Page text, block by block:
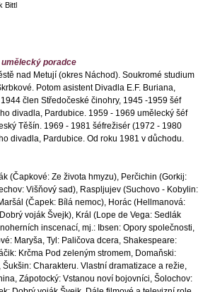
Bittl
umělecký poradce
nad Metují (okres Náchod). Soukromé studium
Potom asistent Divadla E.F. Buriana,
člen Středočeské činohry, 1945 -1959 šéf
divadla, Pardubice. 1959 - 1969 umělecký šéf
Těšín. 1969 - 1981 šéfrežisér (1972 - 1980
divadla, Pardubice. Od roku 1981 v důchodu.
(Čapkové: Ze života hmyzu), Perčichin (Gorkij:
Višňový sad), Raspljujev (Suchovo - Kobylin:
(Čapek: Bílá nemoc), Horác (Hellmanová:
voják Švejk), Král (Lope de Vega: Sedlák
inscenací, mj.: Ibsen: Opory společnosti,
Maryša, Tyl: Paličova dcera, Shakespeare:
Krčma Pod zeleným stromem, Domaňski:
Charakteru. Vlastní dramatizace a režie,
Zápotocký: Vstanou noví bojovníci, Šolochov: